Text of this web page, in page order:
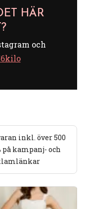
HÄR
och
inkl. över 500
på kampanj- och